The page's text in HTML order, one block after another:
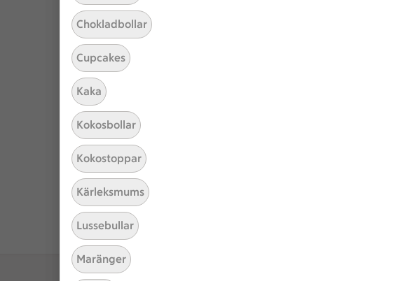
Chokladbollar
Cupcakes
Kaka
Kokosbollar
Kokostoppar
Kärleksmums
Lussebullar
Maränger